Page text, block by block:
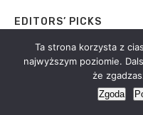
EDITORS’ PICKS
25
Ta strona korzysta z
najwyższym poziomie.
że
Zgoda